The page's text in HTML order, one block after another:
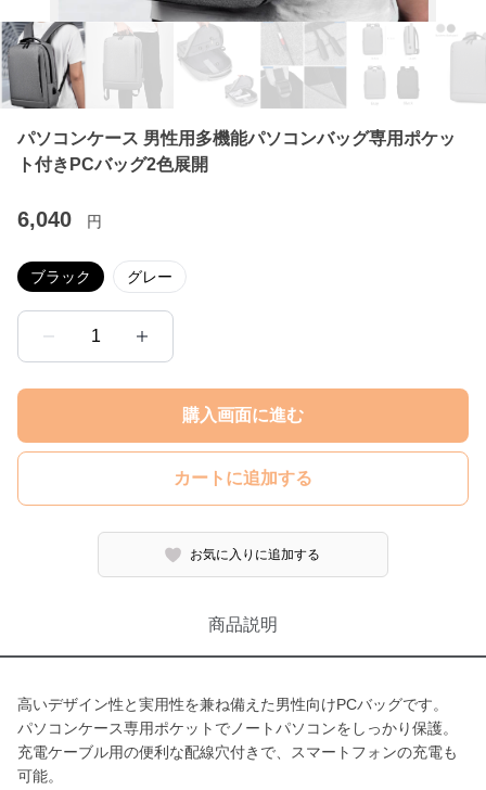
パソコンケース 男性用多機能パソコンバッグ専用ポケッ
ト付きPCバッグ2色展開
6,040 円
ブラック グレー
1
購入画面に進む
カートに追加する
お気に入りに追加する
商品説明
高いデザイン性と実用性を兼ね備えた男性向けPCバッグです。
パソコンケース専用ポケットでノートパソコンをしっかり保護。
充電ケーブル用の便利な配線穴付きで、スマートフォンの充電も
可能。